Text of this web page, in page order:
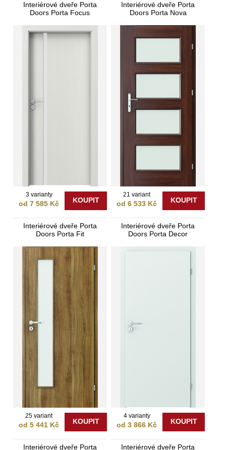
Interiérové dveře Porta
Doors Porta Focus
3 varianty
od 7 585 Kč KOUPIT
Interiérové dveře Porta
Doors Porta Nova
21 variant
od 6 533 Kč KOUPIT
Interiérové dveře Porta
Doors Porta Fit
25 variant
od 5 441 Kč KOUPIT
Interiérové dveře Porta
Doors Porta Decor
4 varianty
od 3 866 Kč KOUPIT
Interiérové dveře Porta Interiérové dveře Porta